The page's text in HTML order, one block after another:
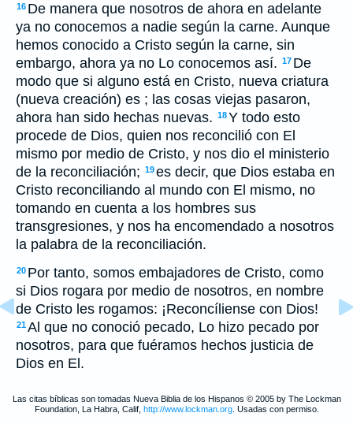
16 De manera que nosotros de ahora en adelante
ya no conocemos a nadie según la carne. Aunque
hemos conocido a Cristo según la carne, sin
embargo, ahora ya no Lo conocemos así. 17 De
modo que si alguno está en Cristo, nueva criatura
(nueva creación) es ; las cosas viejas pasaron,
ahora han sido hechas nuevas. 18Y todo esto
procede de Dios, quien nos reconcilió con El
mismo por medio de Cristo, y nos dio el ministerio
de la reconciliación; 19es decir, que Dios estaba en
Cristo reconciliando al mundo con El mismo, no
tomando en cuenta a los hombres sus
transgresiones, y nos ha encomendado a nosotros
la palabra de la reconciliación.
20 Por tanto, somos embajadores de Cristo, como
si Dios rogara por medio de nosotros, en nombre
de Cristo les rogamos: ¡Reconcíliense con Dios!
21Al que no conoció pecado, Lo hizo pecado por
nosotros, para que fuéramos hechos justicia de
Dios en El.
Las citas bíblicas son tomadas Nueva Biblia de los Hispanos © 2005 by The Lockman
Foundation, La Habra, Calif, http://www.lockman.org. Usadas con permiso.